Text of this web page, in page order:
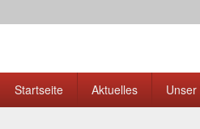
Akkordeon-
Startseite Aktuelles Unser